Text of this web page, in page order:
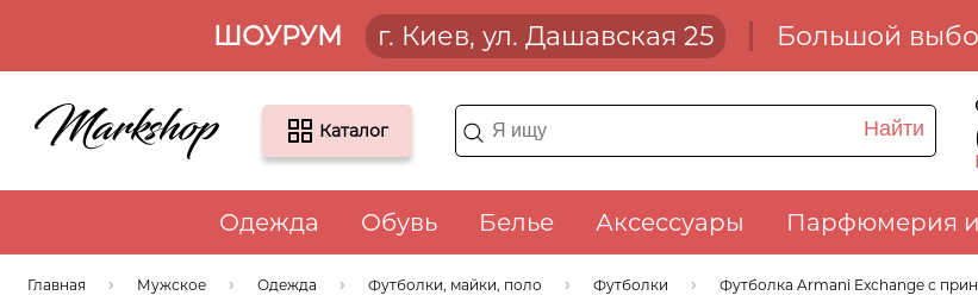
ШОУРУМ г. Киев, ул. Дашавская 25 Большой
Каталог Найти
Одежда Обувь Белье Аксессуары Парфюмерия и
Главная Мужское Одежда Футболки, майки, поло Футболки Футболка Armani Exchange с